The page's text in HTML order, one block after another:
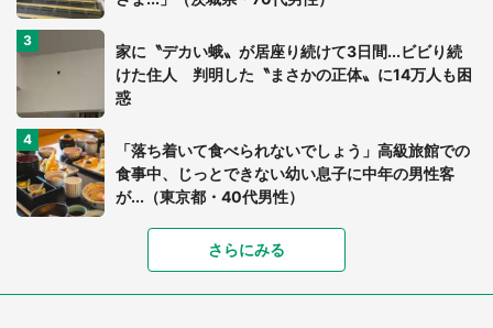
家に〝デカい蛾〟が居座り続けて3日間...ビビり続
けた住人 判明した〝まさかの正体〟に14万人も困
惑
「落ち着いて食べられないでしょう」高級旅館での
食事中、じっとできない幼い息子に中年の男性客
が...（東京都・40代男性）
「富豪すぎ」1歳息子の〝店頭駄々こね〟の内容に1.
7万人驚がく 「お菓子売り場ならまだしも...」「ハ
ードル高い」
さらにみる